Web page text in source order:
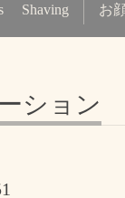
Shaving お
ション